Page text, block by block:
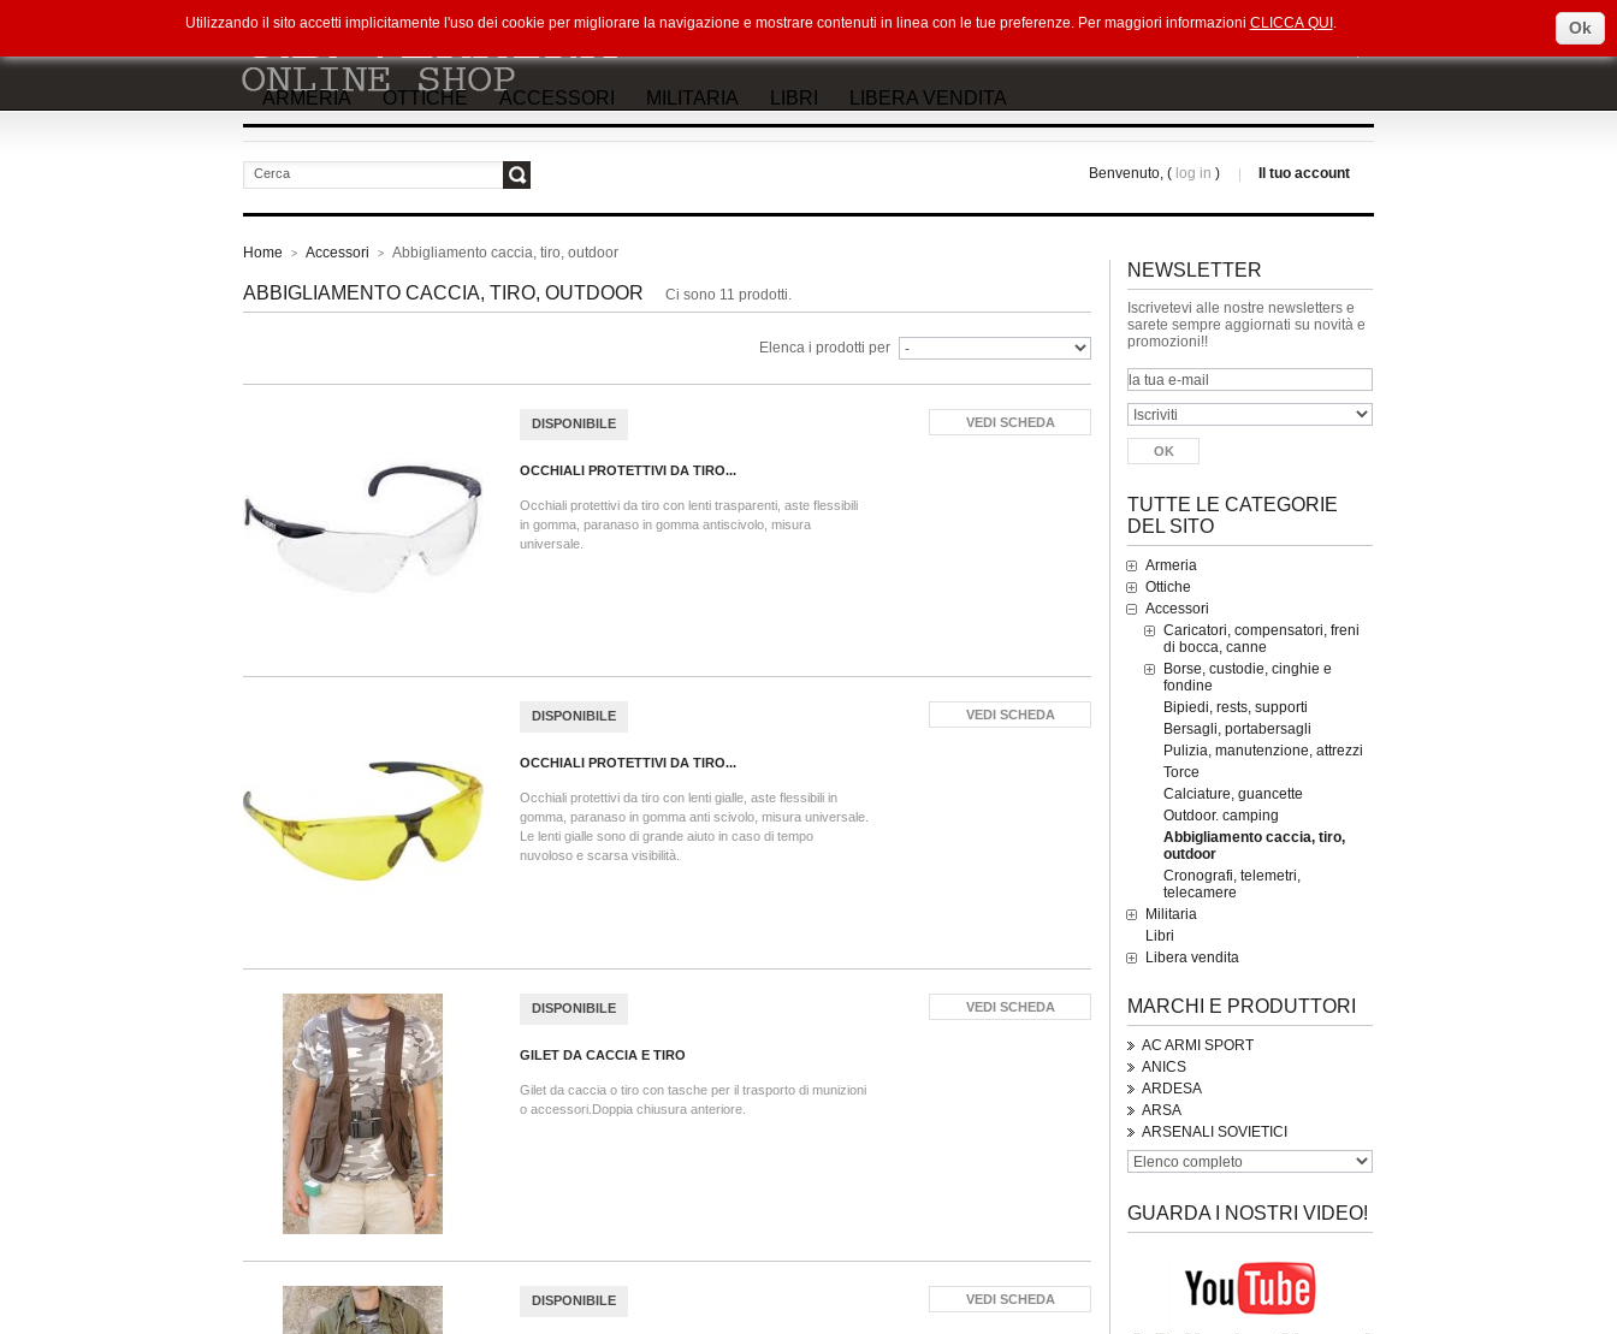
ARMERIA OTTICHE ACCESSORI MILITARIA LIBRI LIBERA VENDITA
Il tuo account
Benvenuto, ( log in )
Home > Accessori > Abbigliamento caccia, tiro, outdoor
ABBIGLIAMENTO CACCIA, TIRO, OUTDOOR Ci sono 11 prodotti.
Elenca i prodotti per
DISPONIBILE
OCCHIALI PROTETTIVI DA TIRO...
Occhiali protettivi da tiro con lenti trasparenti, aste flessibili
in gomma, paranaso in gomma antiscivolo, misura
universale.
VEDI SCHEDA
DISPONIBILE
OCCHIALI PROTETTIVI DA TIRO...
Occhiali protettivi da tiro con lenti gialle, aste flessibili in
gomma, paranaso in gomma anti scivolo, misura universale.
Le lenti gialle sono di grande aiuto in caso di tempo
nuvoloso e scarsa visibilità.
VEDI SCHEDA
DISPONIBILE
GILET DA CACCIA E TIRO
Gilet da caccia o tiro con tasche per il trasporto di munizioni
o accessori.Doppia chiusura anteriore.
VEDI SCHEDA
DISPONIBILE VEDI SCHEDA
NEWSLETTER
Iscrivetevi alle nostre newsletters e
sarete sempre aggiornati su novità e
promozioni!!
TUTTE LE CATEGORIE
DEL SITO
Armeria
Ottiche
Accessori
Caricatori, compensatori, freni
di bocca, canne
Borse, custodie, cinghie e
fondine
Bipiedi, rests, supporti
Bersagli, portabersagli
Pulizia, manutenzione, attrezzi
Torce
Calciature, guancette
Outdoor. camping
Abbigliamento caccia, tiro,
outdoor
Cronografi, telemetri,
telecamere
Militaria
Libri
Libera vendita
MARCHI E PRODUTTORI
AC ARMI SPORT
ANICS
ARDESA
ARSA
ARSENALI SOVIETICI
GUARDA I NOSTRI VIDEO!
Utilizzando il sito accetti implicitamente l'uso dei cookie per migliorare la navigazione e mostrare contenuti in linea con le tue preferenze. Per maggiori informazioni CLICCA QUI . Ok